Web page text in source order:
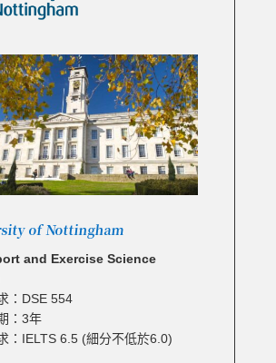
of Nottingham
and Exercise Science
：DSE 554
：3年
：IELTS 6.5 (細分不低於6.0)